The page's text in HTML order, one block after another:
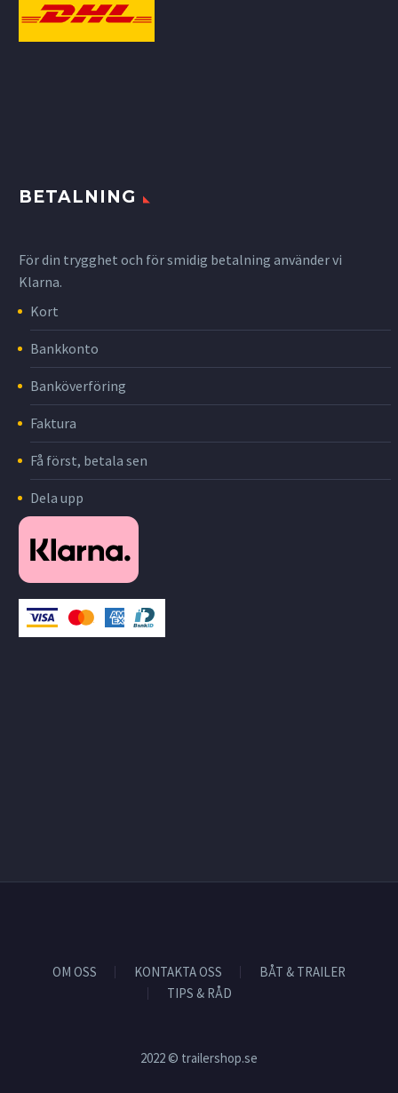
BETALNING
För din trygghet och för smidig betalning använder vi
Klarna.
Kort
Bankkonto
Banköverföring
Faktura
Få först, betala sen
Dela upp
OM OSS KONTAKTA OSS
BÅT & TRAILER
TIPS & RÅD
2022 © trailershop.se